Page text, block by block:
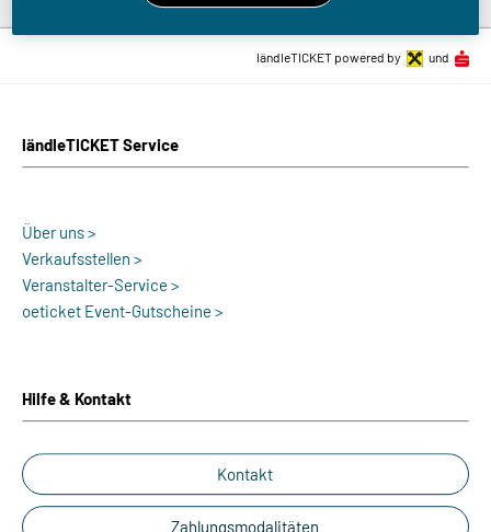
ländleTICKET Service
Über uns >
Verkaufsstellen >
Veranstalter-Service >
oeticket Event-Gutscheine >
Hilfe & Kontakt
Kontakt
Zahlungsmodalitäten
ländleTICKET powered by und